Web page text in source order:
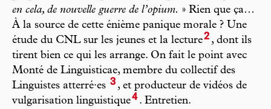
en cela, de nouvelle guerre de l’opium. » Rien que ça…
À la source de cette énième panique morale ? Une
étude du CNL sur les jeunes et la lecture2 , dont ils
tirent bien ce qui les arrange. On fait le point avec
Monté de Linguisticae, membre du collectif des
Linguistes atterré·es 3 , et producteur de vidéos de
vulgarisation linguistique4. Entretien.